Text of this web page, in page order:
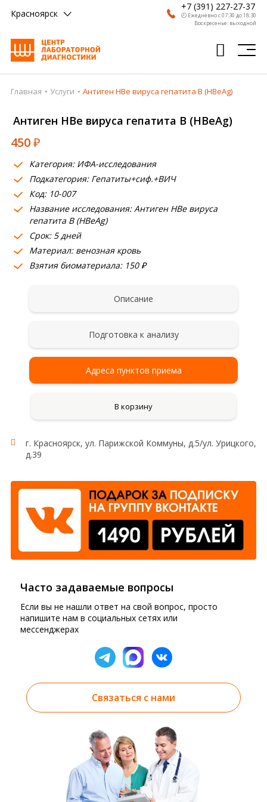
Красноярск
+7 (391) 227-27-37
🕗 Ежедневно с 07:30 до 18:30
Воскресенье: выходной
Главная
Анализы
Врачи
Получить результат
Пациентам
О компании
Где сдать
Партнерам
Главная Услуги Антиген HВe вируса гепатита В (HBeAg)
Антиген HВe вируса гепатита В (HBeAg)
450₽
Категория: ИФА-исследования
Подкатегория: Гепатиты+сиф.+ВИЧ
Код: 10-007
Название исследования: Антиген HВe вируса
гепатита В (HBeAg)
Срок: 5 дней
Материал: венозная кровь
Взятия биоматериала: 150 ₽
Описание
Подготовка к анализу
Адреса пунктов приема
В корзину
г. Красноярск, ул. Парижской Коммуны, д.5/ул. Урицкого,
д.39
Часто задаваемые вопросы
Если вы не нашли ответ на свой вопрос, просто
напишите нам в социальных сетях или
мессенджерах
Связаться с нами